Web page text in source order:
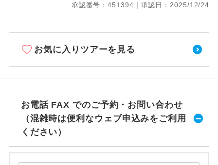
承認番号：451394｜承認日：2025/12/24
お気に入りツアーを見る
お電話 FAX でのご予約・お問い合わせ
（混雑時は便利なウェブ申込みをご利用
ください）